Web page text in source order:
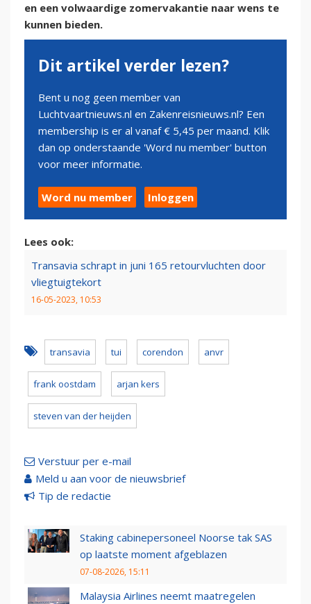
en een volwaardige zomervakantie naar wens te
kunnen bieden.
Dit artikel verder lezen?
Bent u nog geen member van
Luchtvaartnieuws.nl en Zakenreisnieuws.nl? Een
membership is er al vanaf € 5,45 per maand. Klik
dan op onderstaande 'Word nu member' button
voor meer informatie.
Word nu member Inloggen
Lees ook:
Transavia schrapt in juni 165 retourvluchten door
vliegtuigtekort
16-05-2023, 10:53
transavia tui corendon anvr
frank oostdam arjan kers
steven van der heijden
Verstuur per e-mail
Meld u aan voor de nieuwsbrief
Tip de redactie
Staking cabinepersoneel Noorse tak SAS
op laatste moment afgeblazen
07-08-2026, 15:11
Malaysia Airlines neemt maatregelen